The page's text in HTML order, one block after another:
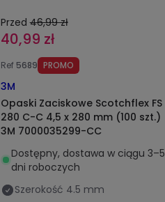
Przed 46,99 zł
40,99 zł
Ref 5689 PROMO
3M
Opaski Zaciskowe Scotchflex FS
280 C-C 4,5 x 280 mm (100 szt.)
3M 7000035299-CC
Dostępny, dostawa w ciągu 3–5
dni roboczych
Szerokość 4.5 mm